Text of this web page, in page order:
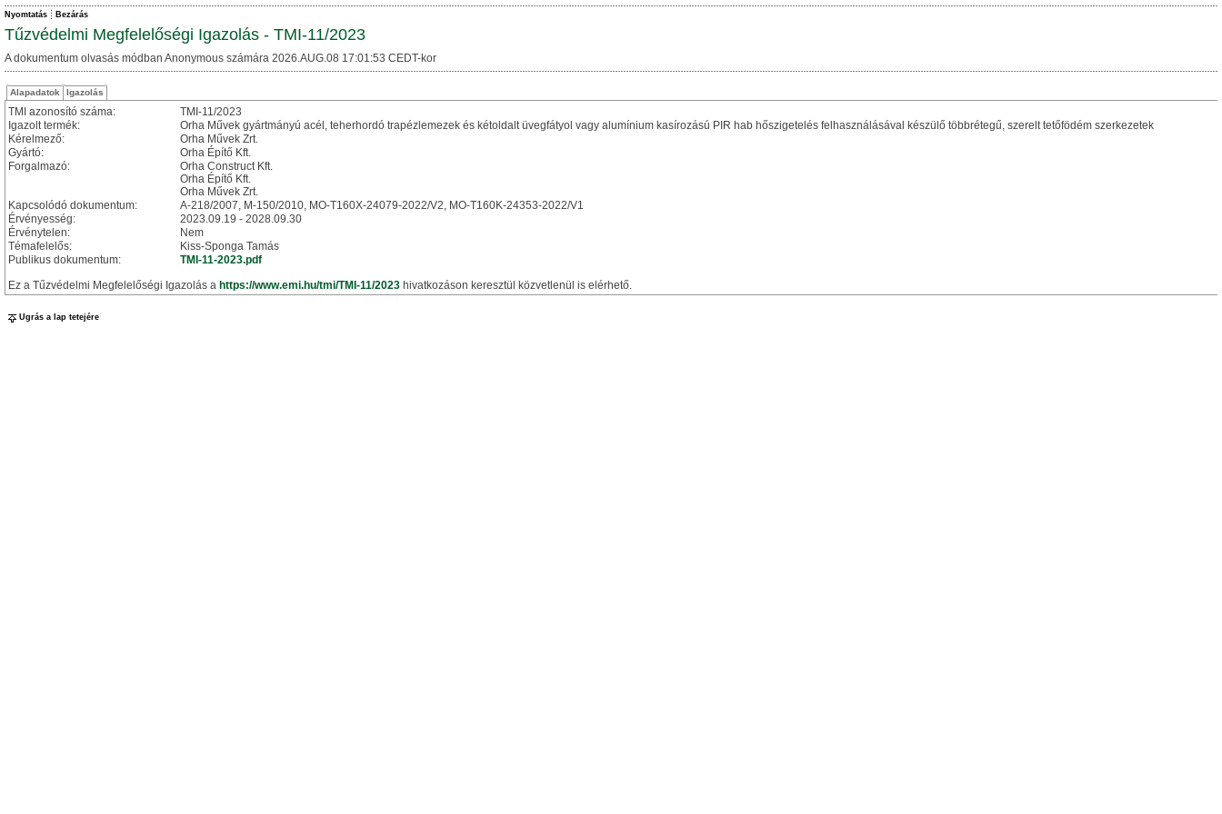
Nyomtatás Bezárás
Tűzvédelmi Megfelelőségi Igazolás - TMI-11/2023
A dokumentum olvasás módban Anonymous számára 2026.AUG.08 17:01:53 CEDT-kor
Alapadatok Igazolás
TMI azonosító száma:
TMI-11/2023
Igazolt termék:
Orha Művek gyártmányú acél, teherhordó trapézlemezek és kétoldalt üvegfátyol vagy alumínium kasírozású PIR hab hőszigetelés felhasználásával készülő többrétegű, szerelt tetőfödém szerkezetek
Kérelmező:
Orha Művek Zrt.
Gyártó:
Orha Építő Kft.
Forgalmazó:
Orha Construct Kft.
Orha Építő Kft.
Orha Művek Zrt.
Kapcsolódó dokumentum:
A-218/2007, M-150/2010, MO-T160X-24079-2022/V2, MO-T160K-24353-2022/V1
Érvényesség:
2023.09.19 - 2028.09.30
Érvénytelen:
Nem
Témafelelős:
Kiss-Sponga Tamás
Publikus dokumentum:
TMI-11-2023.pdf
Ez a Tűzvédelmi Megfelelőségi Igazolás a https://www.emi.hu/tmi/TMI-11/2023 hivatkozáson keresztül közvetlenül is elérhető.
Ugrás a lap tetejére